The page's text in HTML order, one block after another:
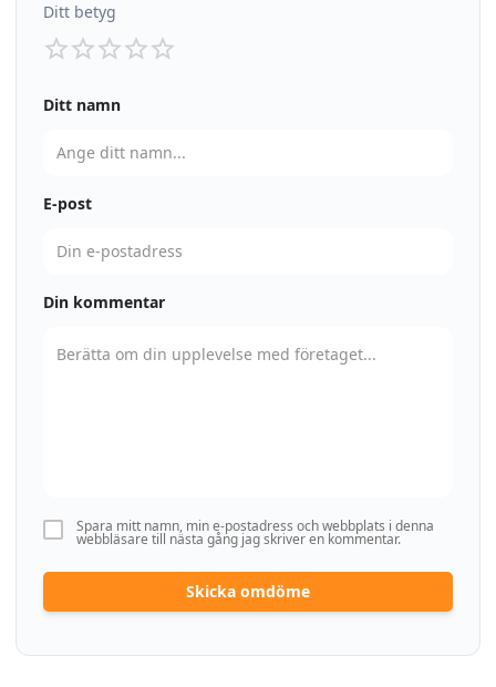
Ditt betyg
Ditt namn
E-post
Din kommentar
Spara mitt namn, min e-postadress och webbplats i denna
webbläsare till nästa gång jag skriver en kommentar.
Skicka omdöme